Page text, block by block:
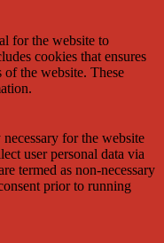
for the website to
cookies that ensures
of the website. These
for the website
user personal data via
termed as non-necessary
prior to running